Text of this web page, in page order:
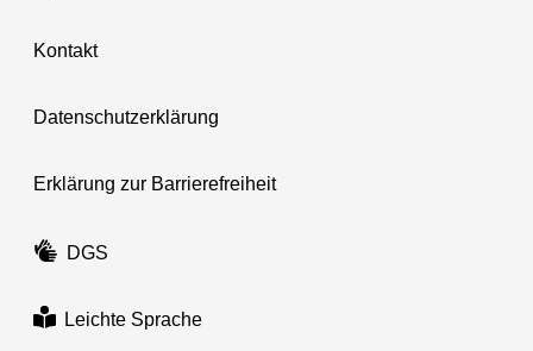
Kontakt
Datenschutzerklärung
Erklärung zur Barrierefreiheit
DGS
Leichte Sprache